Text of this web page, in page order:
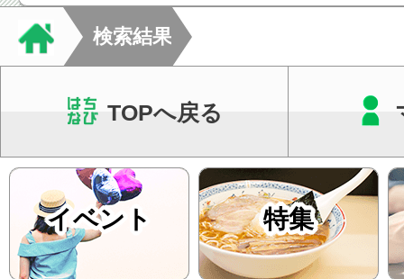
検索結果
TOPへ戻る
イベント 特集